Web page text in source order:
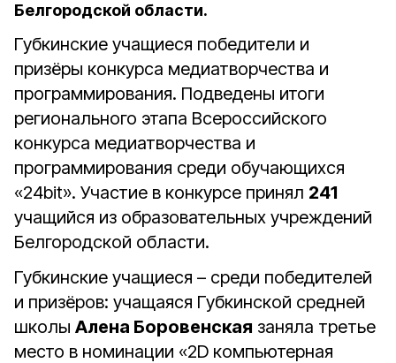
Белгородской области.
Губкинские учащиеся победители и
призёры конкурса медиатворчества и
программирования. Подведены итоги
регионального этапа Всероссийского
конкурса медиатворчества и
программирования среди обучающихся
«24bit». Участие в конкурсе принял 241
учащийся из образовательных учреждений
Белгородской области.
Губкинские учащиеся – среди победителей
и призёров: учащаяся Губкинской средней
школы Алена Боровенская заняла третье
место в номинации «2D компьютерная